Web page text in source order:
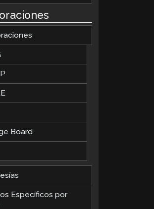
Board
Específicos por